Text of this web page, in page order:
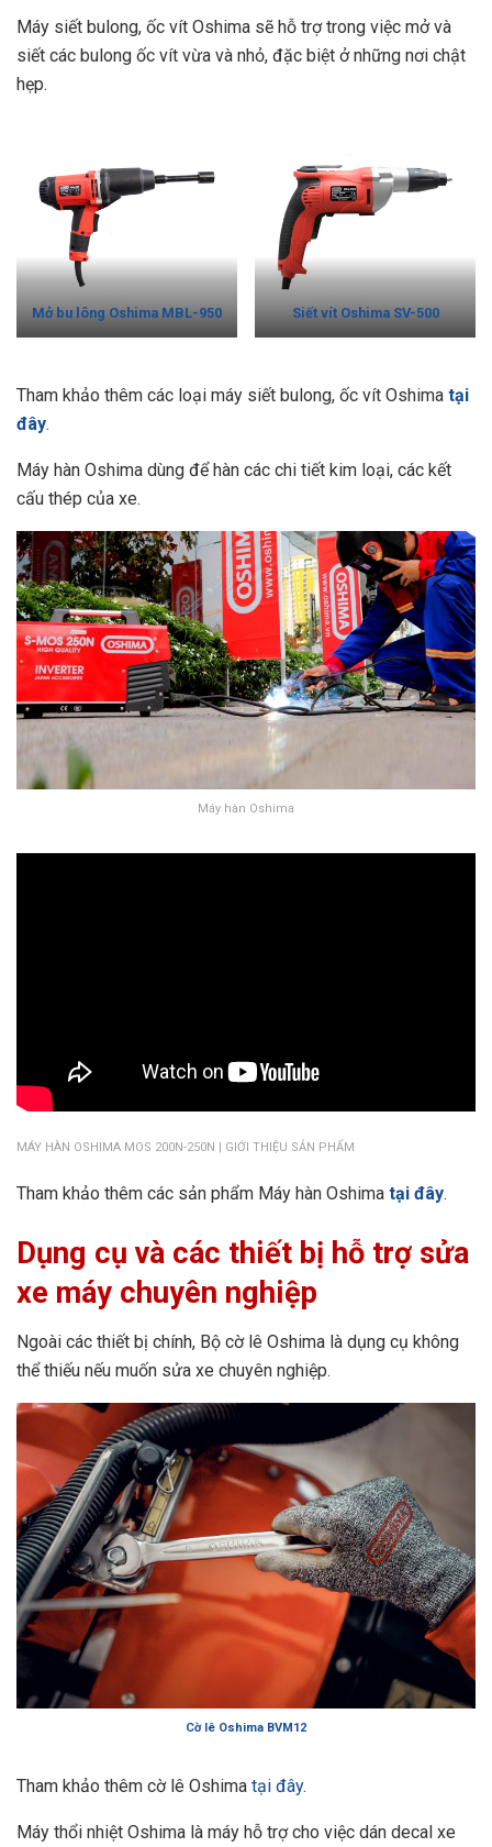
Máy siết bulong, ốc vít Oshima sẽ hỗ trợ trong việc mở và
siết các bulong ốc vít vừa và nhỏ, đặc biệt ở những nơi chật
hẹp.
Mở bu lông Oshima MBL-950 Siết vít Oshima SV-500
Tham khảo thêm các loại máy siết bulong, ốc vít Oshima tại
đây.
Máy hàn Oshima dùng để hàn các chi tiết kim loại, các kết
cấu thép của xe.
Máy hàn Oshima
MÁY HÀN OSHIMA MOS 200N-250N | GIỚI THIỆU SẢN PHẨM
Tham khảo thêm các sản phẩm Máy hàn Oshima tại đây.
Dụng cụ và các thiết bị hỗ trợ sửa
xe máy chuyên nghiệp
Ngoài các thiết bị chính, Bộ cờ lê Oshima là dụng cụ không
thể thiếu nếu muốn sửa xe chuyên nghiệp.
Cờ lê Oshima BVM12
Tham khảo thêm cờ lê Oshima tại đây.
Máy thổi nhiệt Oshima là máy hỗ trợ cho việc dán decal xe